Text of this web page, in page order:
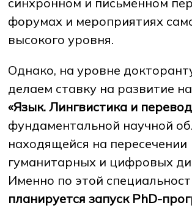
форумах и мероприятиях
высокого уровня.
Однако, на уровне
делаем ставку на развитие
«Язык. Лингвистика и
фундаментальной научной
находящейся на пересечении
гуманитарных и цифровых
Именно по этой
планируется запуск PhD-